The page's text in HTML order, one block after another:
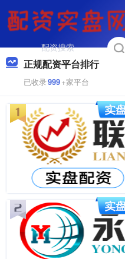
正规配资平台排行
已收录999+家平台